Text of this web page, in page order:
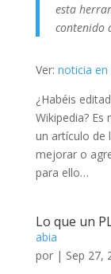
esta
contenido
Ver: noticia en
¿Habéis
Wikipedia?
un artículo de
mejorar o
para ello…
Lo que un
abia
por | Sep 27,